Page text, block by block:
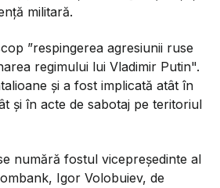
militară.
”respingerea agresiunii ruse
regimului lui Vladimir Putin".
şi a fost implicată atât în
şi în acte de sabotaj pe teritoriul
numără fostul vicepreşedinte al
Igor Volobuiev, de